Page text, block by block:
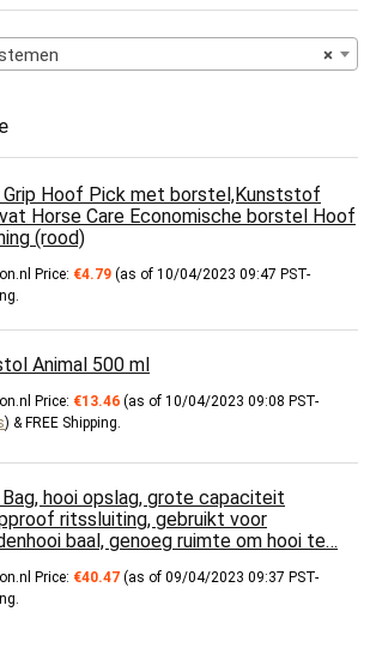
×
Hoof Pick met borstel,Kunststof
Horse Care Economische borstel Hoof
(rood)
Price: €4.79 (as of 10/04/2023 09:47 PST-
Animal 500 ml
Price: €13.46 (as of 10/04/2023 09:08 PST-
) & FREE Shipping
Bag, hooi opslag, grote capaciteit
ritssluiting, gebruikt voor
baal, genoeg ruimte om hooi te…
Price: €40.47 (as of 09/04/2023 09:37 PST-